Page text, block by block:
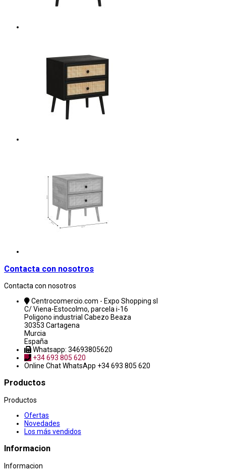
Contacta con nosotros
Contacta con nosotros
Centrocomercio.com - Expo Shopping sl
C/ Viena-Estocolmo, parcela i-16
Poligono industrial Cabezo Beaza
30353 Cartagena
Murcia
España
Whatsapp: 34693805620
+34 693 805 620
Online ChatWhatsApp +34 693 805 620
Productos
Productos
Ofertas
Novedades
Los más vendidos
Informacion
Informacion